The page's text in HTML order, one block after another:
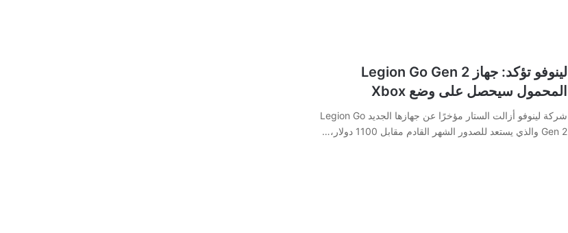
لينوفو تؤكد: جهاز Legion Go Gen 2
المحمول سيحصل على وضع Xbox
شركة لينوفو أزالت الستار مؤخرًا عن جهازها الجديد Legion Go
Gen 2 والذي يستعد للصدور الشهر القادم مقابل 1100 دولار،…